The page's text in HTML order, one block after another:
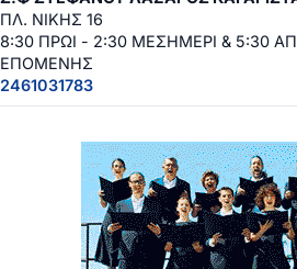
ΠΛ. ΝΙΚΗΣ 16
8:30 ΠΡΩΙ - 2:30 ΜΕΣΗΜΕΡΙ & 5:30
ΕΠΟΜΕΝΗΣ
2461031783